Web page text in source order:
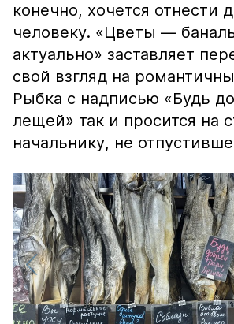
конечно, хочется отнести
человеку. «Цветы —
актуально» заставляет
свой взгляд на
Рыбка с надписью «Будь
лещей» так и просится на
начальнику, не